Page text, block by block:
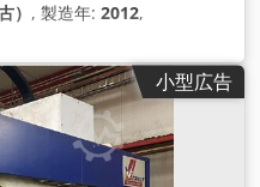
） , 製造年: 2012,
小型広告